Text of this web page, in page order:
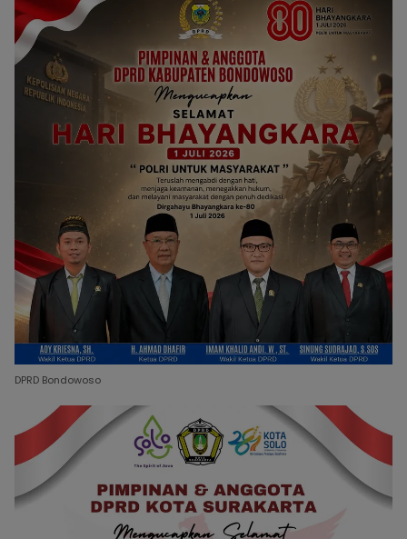
DPRD Bondowoso